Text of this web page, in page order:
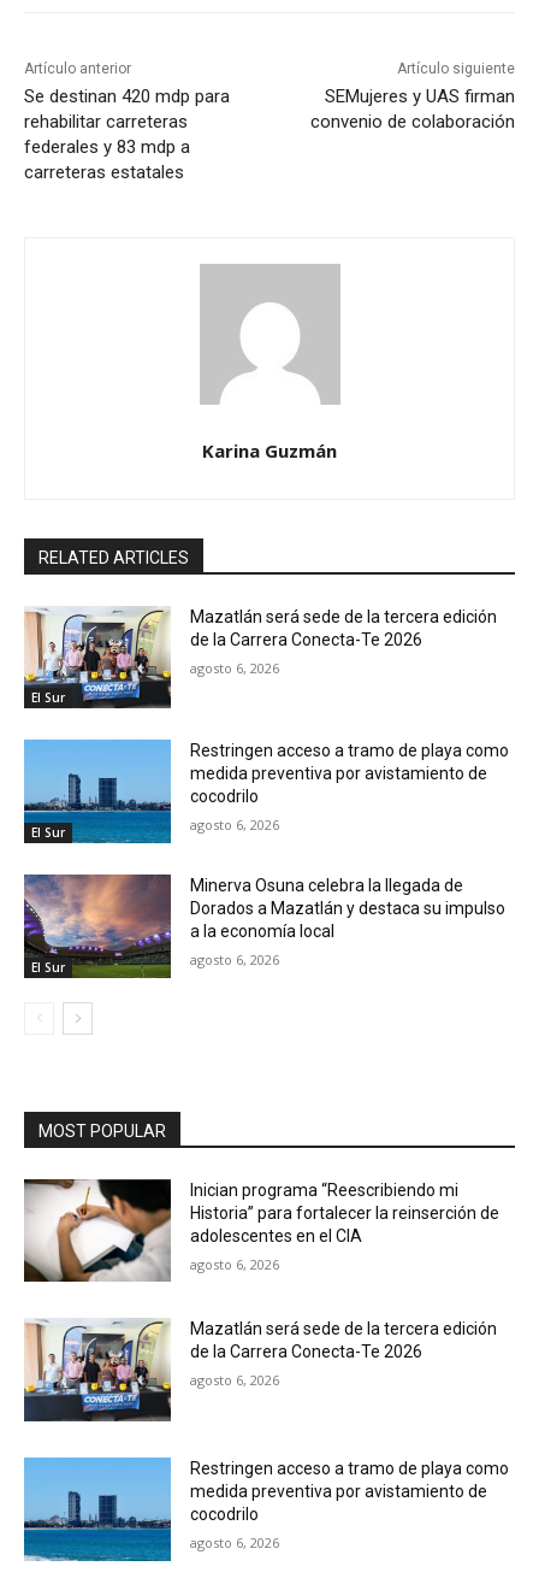
Artículo anterior
Se destinan 420 mdp para
rehabilitar carreteras
federales y 83 mdp a
carreteras estatales
Artículo siguiente
SEMujeres y UAS firman
convenio de colaboración
Karina Guzmán
RELATED ARTICLES
El Sur
Mazatlán será sede de la tercera edición
de la Carrera Conecta-Te 2026
agosto 6, 2026
El Sur
Restringen acceso a tramo de playa como
medida preventiva por avistamiento de
cocodrilo
agosto 6, 2026
El Sur
Minerva Osuna celebra la llegada de
Dorados a Mazatlán y destaca su impulso
a la economía local
agosto 6, 2026
MOST POPULAR
Inician programa “Reescribiendo mi
Historia” para fortalecer la reinserción de
adolescentes en el CIA
agosto 6, 2026
Mazatlán será sede de la tercera edición
de la Carrera Conecta-Te 2026
agosto 6, 2026
Restringen acceso a tramo de playa como
medida preventiva por avistamiento de
cocodrilo
agosto 6, 2026